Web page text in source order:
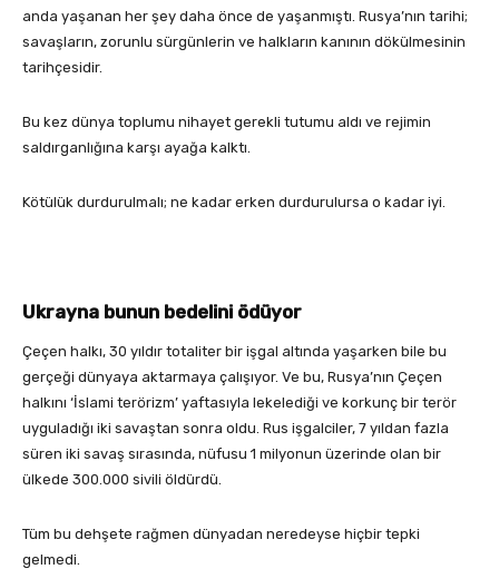
anda yaşanan her şey daha önce de yaşanmıştı. Rusya’nın tarihi;
savaşların, zorunlu sürgünlerin ve halkların kanının dökülmesinin
tarihçesidir.
Bu kez dünya toplumu nihayet gerekli tutumu aldı ve rejimin
saldırganlığına karşı ayağa kalktı.
Kötülük durdurulmalı; ne kadar erken durdurulursa o kadar iyi.
Ukrayna bunun bedelini ödüyor
Çeçen halkı, 30 yıldır totaliter bir işgal altında yaşarken bile bu
gerçeği dünyaya aktarmaya çalışıyor. Ve bu, Rusya’nın Çeçen
halkını ‘İslami terörizm’ yaftasıyla lekelediği ve korkunç bir terör
uyguladığı iki savaştan sonra oldu. Rus işgalciler, 7 yıldan fazla
süren iki savaş sırasında, nüfusu 1 milyonun üzerinde olan bir
ülkede 300.000 sivili öldürdü.
Tüm bu dehşete rağmen dünyadan neredeyse hiçbir tepki
gelmedi.